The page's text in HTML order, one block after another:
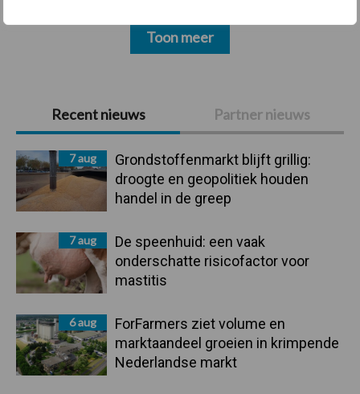
Primaire
Sidebar
Recent nieuws Partner nieuws
7 aug
Grondstoffenmarkt blijft grillig:
droogte en geopolitiek houden
handel in de greep
7 aug
De speenhuid: een vaak
onderschatte risicofactor voor
mastitis
6 aug
ForFarmers ziet volume en
marktaandeel groeien in krimpende
Nederlandse markt
Toon meer